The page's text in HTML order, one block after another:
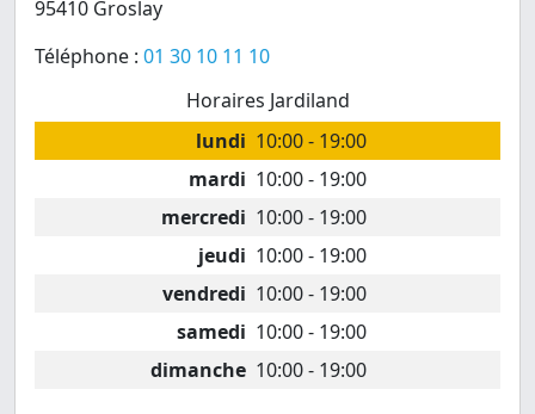
95410 Groslay
Téléphone : 01 30 10 11 10
Horaires Jardiland
lundi 10:00 - 19:00
mardi 10:00 - 19:00
mercredi 10:00 - 19:00
jeudi 10:00 - 19:00
vendredi 10:00 - 19:00
samedi 10:00 - 19:00
dimanche 10:00 - 19:00